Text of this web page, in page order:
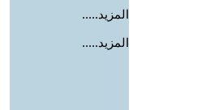
المزيد.....
المزيد.....